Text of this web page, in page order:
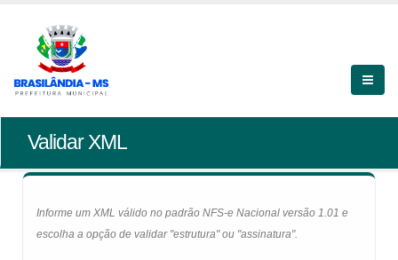
Validar XML
Informe um XML válido no padrão NFS-e Nacional versão 1.01 e
escolha a opção de validar "estrutura" ou "assinatura".